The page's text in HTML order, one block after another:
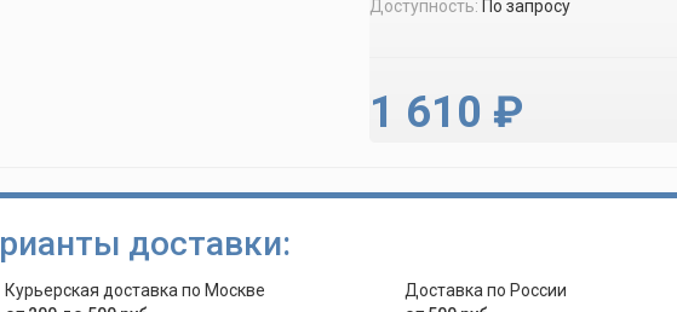
Доступность: По запросу
1 610 ₽
доставки:
Курьерская доставка по Москве
Доставка по России